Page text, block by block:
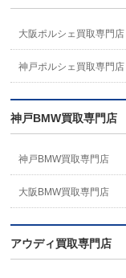
大阪ポルシェ買取専門店
神戸ポルシェ買取専門店
神戸BMW買取専門店
神戸BMW買取専門店
大阪BMW買取専門店
アウディ買取専門店